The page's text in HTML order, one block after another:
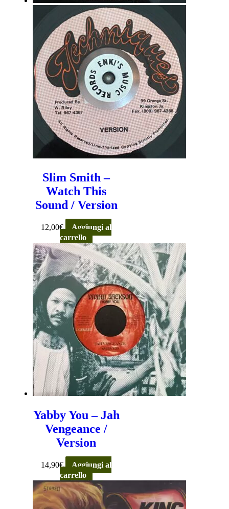
Slim Smith –
Watch This
Sound / Version
12,00€
Aggiungi al
carrello
Yabby You – Jah
Vengeance /
Version
14,90€
Aggiungi al
carrello